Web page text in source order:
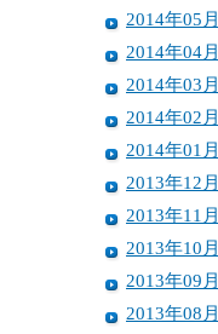
2014年05月
2014年04月
2014年03月
2014年02月
2014年01月
2013年12月
2013年11月
2013年10月
2013年09月
2013年08月